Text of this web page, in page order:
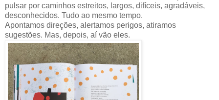
pulsar por caminhos estreitos, largos, difíceis, agradáveis,
desconhecidos. Tudo ao mesmo tempo.
Apontamos direções, alertamos perigos, atiramos
sugestões. Mas, depois, aí vão eles.